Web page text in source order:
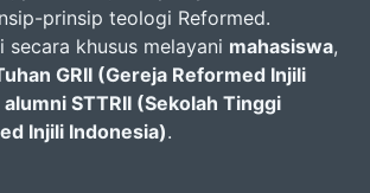
prinsip teologi Reformed.
secara khusus melayani mahasiswa,
GRII (Gereja Reformed Injili
alumni STTRII (Sekolah Tinggi
Injili Indonesia).